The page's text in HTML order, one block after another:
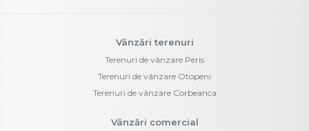
Vânzări terenuri
Terenuri de vânzare Peris
Terenuri de vânzare Otopeni
Terenuri de vânzare Corbeanca
Vânzări comercial